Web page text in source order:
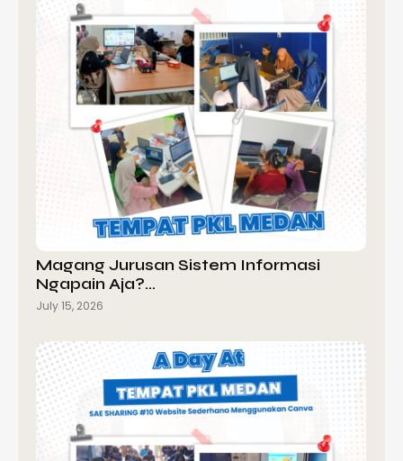
Magang Jurusan Sistem Informasi
Ngapain Aja?…
July 15, 2026